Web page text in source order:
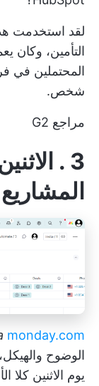
لقد استخدمت
التأمين، وكان
المحتملين في
شخص.
مراجع G2
monday.com
الوضوح
يوم الاثنين كلا